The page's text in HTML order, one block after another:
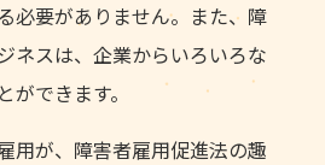
必要がありません。また、障
ネスは、企業からいろいろな
できます。
用が、障害者雇用促進法の趣